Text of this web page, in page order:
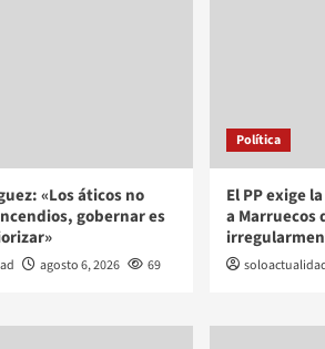
«Los áticos no
gobernar es
agosto 6, 2026 69
Política
El PP exige
a Marruecos